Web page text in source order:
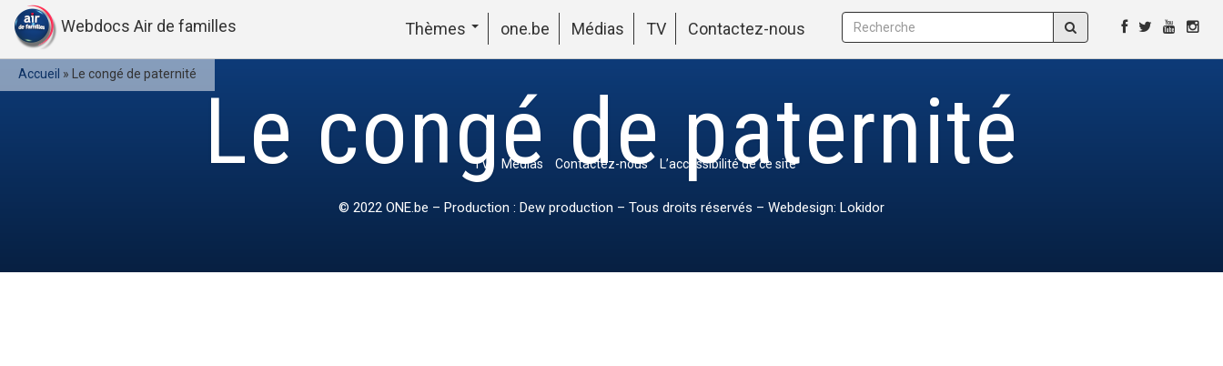
Webdocs Air de familles Thèmes one.be Médias TV Contactez-nous
Accueil » Le congé de paternité
Le congé de paternité
TV Médias Contactez-nous L’accessibilité de ce site
© 2022 ONE.be – Production : Dew production – Tous droits réservés – Webdesign: Lokidor